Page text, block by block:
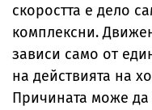
скоростта е дело
комплексни.
зависи само от
на действията на
Причината може да